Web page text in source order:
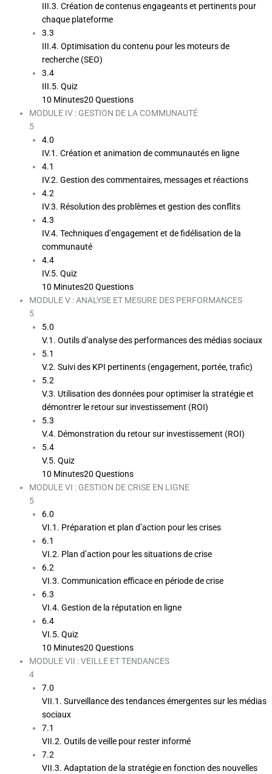
III.3. Création de contenus engageants et pertinents pour
chaque plateforme
3.3
III.4. Optimisation du contenu pour les moteurs de
recherche (SEO)
3.4
III.5. Quiz
10 Minutes20 Questions
MODULE IV : GESTION DE LA COMMUNAUTÉ
5
4.0
IV.1. Création et animation de communautés en ligne
4.1
IV.2. Gestion des commentaires, messages et réactions
4.2
IV.3. Résolution des problèmes et gestion des conflits
4.3
IV.4. Techniques d’engagement et de fidélisation de la
communauté
4.4
IV.5. Quiz
10 Minutes20 Questions
MODULE V : ANALYSE ET MESURE DES PERFORMANCES
5
5.0
V.1. Outils d’analyse des performances des médias sociaux
5.1
V.2. Suivi des KPI pertinents (engagement, portée, trafic)
5.2
V.3. Utilisation des données pour optimiser la stratégie et
démontrer le retour sur investissement (ROI)
5.3
V.4. Démonstration du retour sur investissement (ROI)
5.4
V.5. Quiz
10 Minutes20 Questions
MODULE VI : GESTION DE CRISE EN LIGNE
5
6.0
VI.1. Préparation et plan d’action pour les crises
6.1
VI.2. Plan d’action pour les situations de crise
6.2
VI.3. Communication efficace en période de crise
6.3
VI.4. Gestion de la réputation en ligne
6.4
VI.5. Quiz
10 Minutes20 Questions
MODULE VII : VEILLE ET TENDANCES
4
7.0
VII.1. Surveillance des tendances émergentes sur les médias
sociaux
7.1
VII.2. Outils de veille pour rester informé
7.2
VII.3. Adaptation de la stratégie en fonction des nouvelles